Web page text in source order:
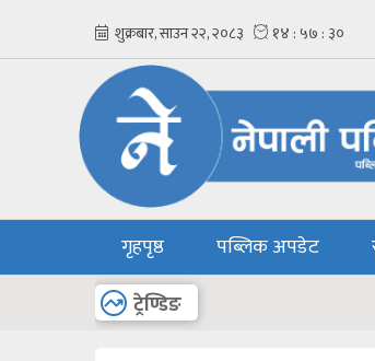
गृहपृष्ठ पब्लिक अपडेट
अन्य
ट्रेण्डिङ